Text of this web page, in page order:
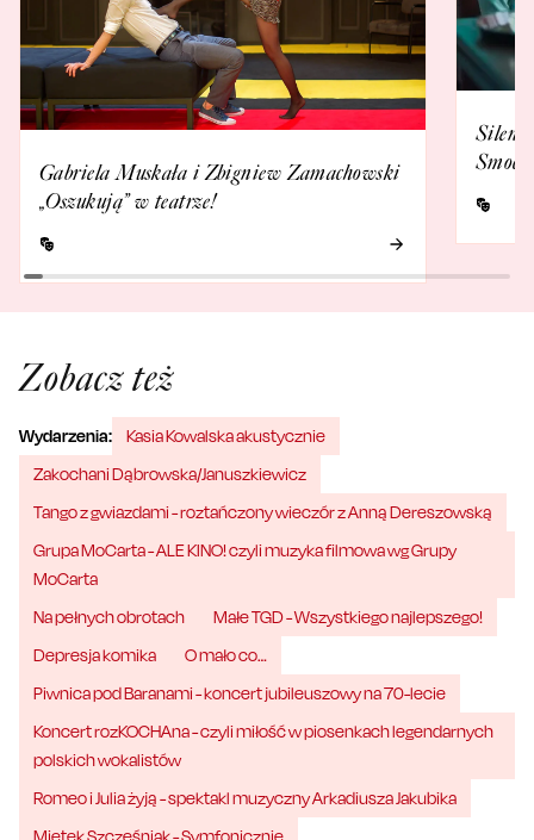
Gabriela Muskała i Zbigniew Zamachowski
„Oszukują” w teatrze!
Silent
Zobacz też
Wydarzenia:
Kasia Kowalska akustycznie
Zakochani Dąbrowska/Januszkiewicz
Tango z gwiazdami - roztańczony wieczór z Anną Dereszowską
Grupa MoCarta - ALE KINO! czyli muzyka filmowa wg Grupy
MoCarta
Na pełnych obrotach
Małe TGD - Wszystkiego najlepszego!
Depresja komika
O mało co…
Piwnica pod Baranami - koncert jubileuszowy na 70-lecie
Koncert rozKOCHAna - czyli miłość w piosenkach legendarnych
polskich wokalistów
Romeo i Julia żyją - spektakl muzyczny Arkadiusza Jakubika
Mietek Szcześniak - Symfonicznie